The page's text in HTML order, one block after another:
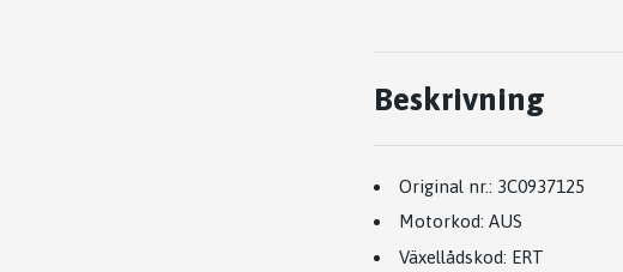
Beskrivning
Original nr.: 3C0937125
Motorkod: AUS
Växellådskod: ERT